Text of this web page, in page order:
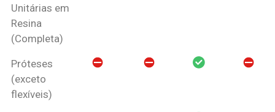
Unitárias em
Resina
(Completa)
Próteses
(exceto
flexíveis)